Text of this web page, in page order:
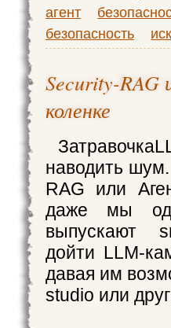
агент
безопасность
Security-RAG
коленке
наводить
RAG или
даже мы
выпускают
дойти LLM-
давая им
studio или